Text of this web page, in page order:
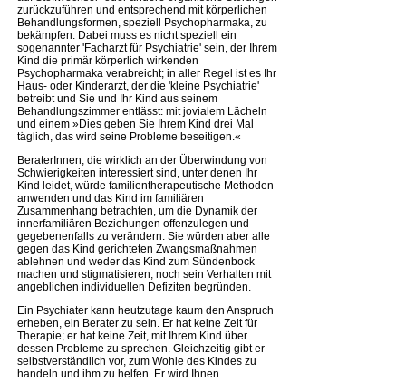
zurückzuführen und entsprechend mit körperlichen
Behandlungsformen, speziell Psychopharmaka, zu
bekämpfen. Dabei muss es nicht speziell ein
sogenannter 'Facharzt für Psychiatrie' sein, der Ihrem
Kind die primär körperlich wirkenden
Psychopharmaka verabreicht; in aller Regel ist es Ihr
Haus- oder Kinderarzt, der die 'kleine Psychiatrie'
betreibt und Sie und Ihr Kind aus seinem
Behandlungszimmer entlässt: mit jovialem Lächeln
und einem »Dies geben Sie Ihrem Kind drei Mal
täglich, das wird seine Probleme beseitigen.«
BeraterInnen, die wirklich an der Überwindung von
Schwierigkeiten interessiert sind, unter denen Ihr
Kind leidet, würde familientherapeutische Methoden
anwenden und das Kind im familiären
Zusammenhang betrachten, um die Dynamik der
innerfamiliären Beziehungen offenzulegen und
gegebenenfalls zu verändern. Sie würden aber alle
gegen das Kind gerichteten Zwangsmaßnahmen
ablehnen und weder das Kind zum Sündenbock
machen und stigmatisieren, noch sein Verhalten mit
angeblichen individuellen Defiziten begründen.
Ein Psychiater kann heutzutage kaum den Anspruch
erheben, ein Berater zu sein. Er hat keine Zeit für
Therapie; er hat keine Zeit, mit Ihrem Kind über
dessen Probleme zu sprechen. Gleichzeitig gibt er
selbstverständlich vor, zum Wohle des Kindes zu
handeln und ihm zu helfen. Er wird Ihnen